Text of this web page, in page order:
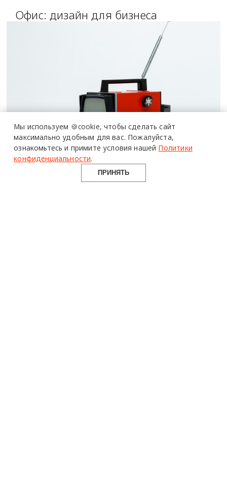
Офис: дизайн для бизнеса
Легенды и будущее отечественного
более 20 тысяч
специалистов читают
про дизайн
и архитектуру
в Telegram канале
Design Mate
Мы используем 🍪cookie, чтобы сделать сайт
максимально удобным для вас. Пожалуйста,
ознакомьтесь и примите условия нашей Политики
конфиденциальности.
ПРИНЯТЬ